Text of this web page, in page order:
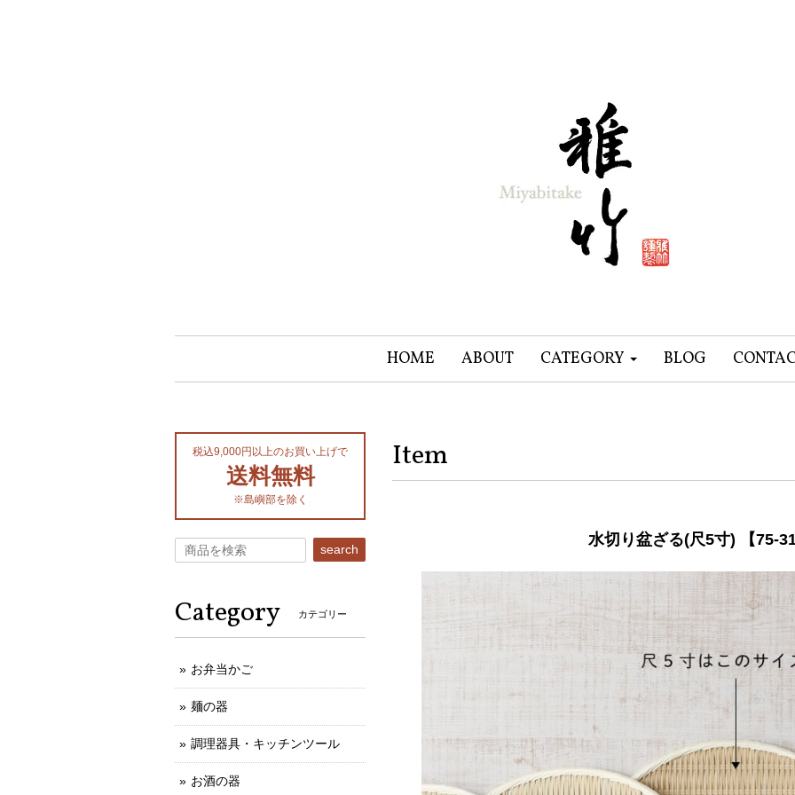
HOME ABOUT CATEGORY BLOG
Item
水切り盆ざる(尺5寸) 【75-
税込9,000円以上のお買い上げで
送料無料
※島嶼部を除く
search
Category カテゴリー
お弁当かご
麺の器
調理器具・キッチンツール
お酒の器